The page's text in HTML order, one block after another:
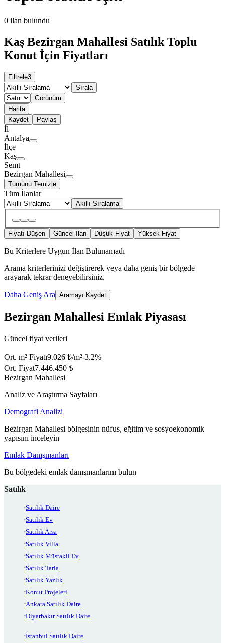
0 ilan bulundu
Kaş Bezirgan Mahallesi Satılık Toplu
Konut İçin Fiyatları
Filtrele3
Sırala
Görünüm
Harita
Kaydet
Paylaş
İl
Antalya
İlçe
Kaş
Semt
Bezirgan Mahallesi
Tümünü Temizle
Tüm İlanlar
Akıllı Sıralama
Fiyatı Düşen Güncel İlan Düşük Fiyat Yüksek Fiyat
Bu Kriterlere Uygun İlan Bulunamadı
Arama kriterlerinizi değiştirerek veya daha geniş bir bölgede
arayarak tekrar deneyebilirsiniz.
Daha Geniş Ara Aramayı Kaydet
Bezirgan Mahallesi Emlak Piyasası
Güncel fiyat verileri
Ort. m² Fiyatı9.026 ₺/m²-3.2%
Ort. Fiyat7.446.450 ₺
Bezirgan Mahallesi
Analiz ve Araştırma Sayfaları
Demografi Analizi
Bezirgan Mahallesi bölgesinin nüfus, eğitim ve sosyoekonomik
yapısını inceleyin
Emlak Danışmanları
Bu bölgedeki emlak danışmanlarını bulun
Satılık
Satılık Daire
Satılık Ev
Satılık Arsa
Satılık Villa
Satılık Müstakil Ev
Satılık Tarla
Satılık Yazlık
Konut Projeleri
Ankara Satılık Daire
Diyarbakır Satılık Daire
İstanbul Satılık Daire